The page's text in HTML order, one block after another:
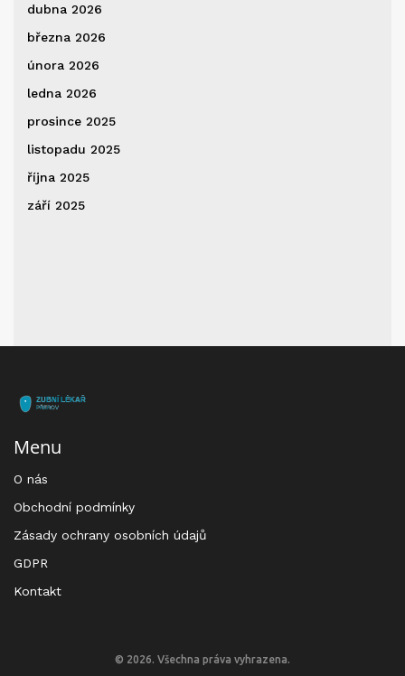
dubna 2026
března 2026
února 2026
ledna 2026
prosince 2025
listopadu 2025
října 2025
září 2025
Menu
O nás
Obchodní podmínky
Zásady ochrany osobních údajů
GDPR
Kontakt
© 2026. Všechna práva vyhrazena.